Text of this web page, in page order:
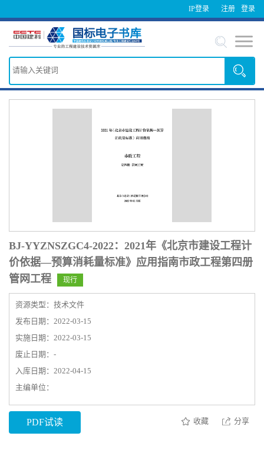
IP登录 登录
注册
BJ-YYZNSZGC4-2022：2021年《北京市建设工程计
价依据—预算消耗量标准》应用指南市政工程第四册
管网工程
现行
资源类型：技术文件
发布日期：2022-03-15
实施日期：2022-03-15
废止日期：-
入库日期：2022-04-15
主编单位：
PDF试读 收藏 分享